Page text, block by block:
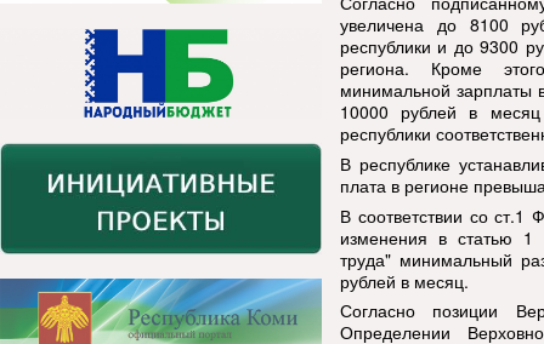
увеличена до 8100
республики и до 9300
региона. Кроме
минимальной зарплаты
10000 рублей в
республики
В республике
плата в регионе
В соответствии со
изменения в статью
труда" минимальный
рублей в месяц.
Согласно позиции
Определении